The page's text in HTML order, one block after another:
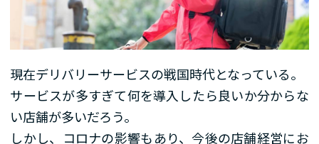
現在デリバリーサービスの戦国時代となっている。
サービスが多すぎて何を導入したら良いか分からな
い店舗が多いだろう。
しかし、コロナの影響もあり、今後の店舗経営にお